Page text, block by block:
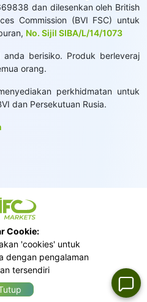
dan dilesenkan oleh British
Commission (BVI FSC) untuk
No. Sijil SIBA/L/14/1073
anda berisiko. Produk berleveraj
orang.
perkhidmatan untuk
dan Persekutuan Rusia.
Cookie:
'cookies' untuk
dengan pengalaman
tersendiri